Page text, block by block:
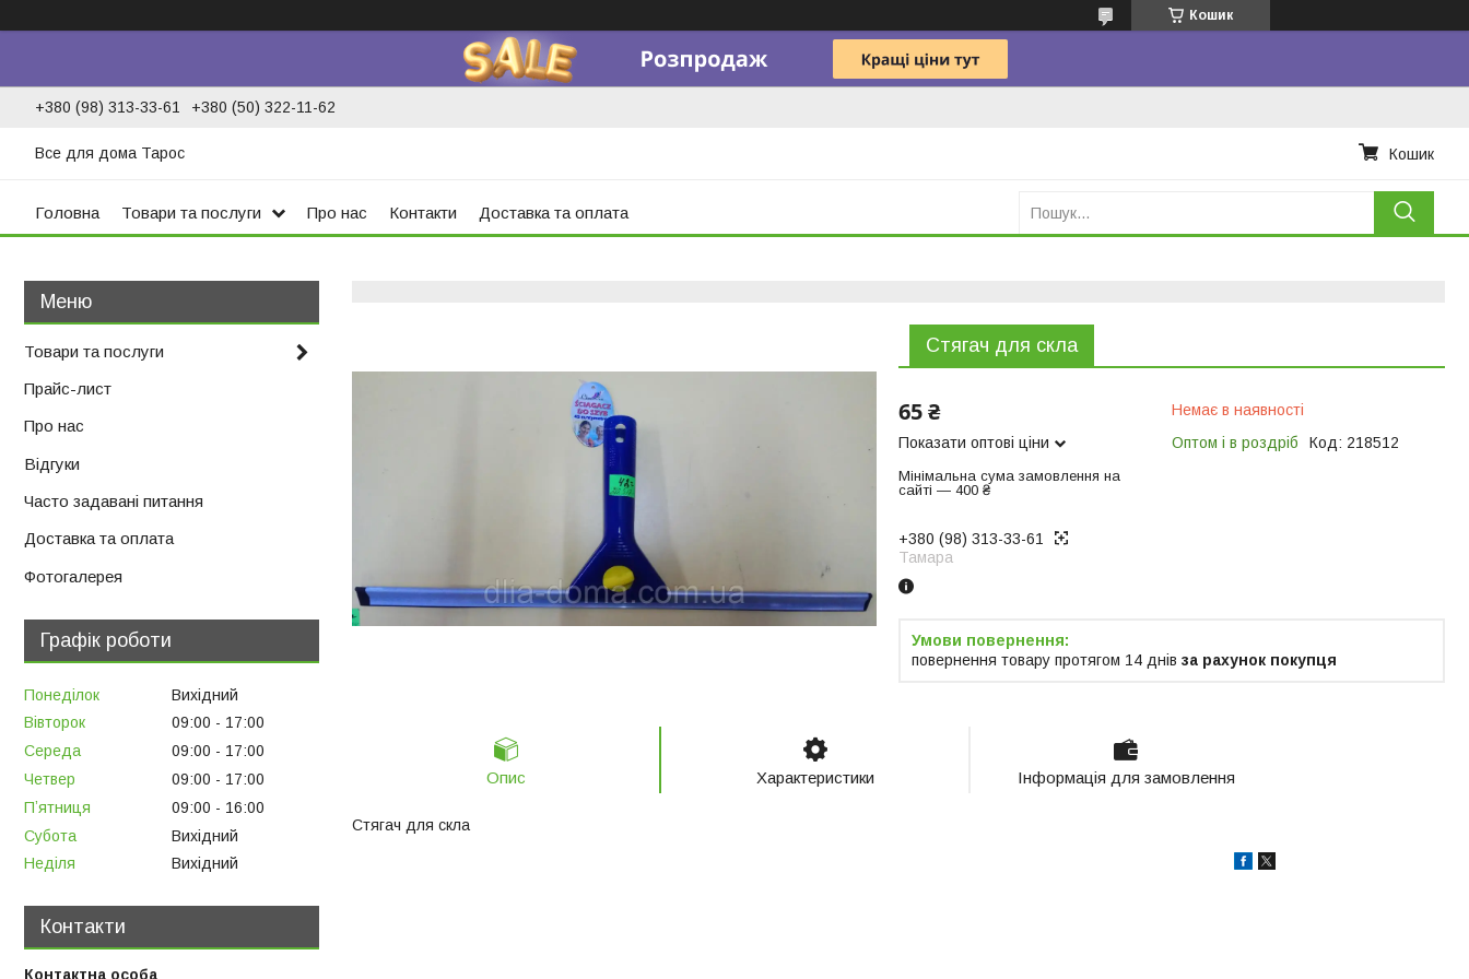
Кошик
+380 (98) 313-33-61 +380 (50) 322-11-62
Все для дома Тарос Кошик
Головна Товари та послуги Про нас Контакти Доставка та оплата
Стягач для скла
65 ₴
Показати оптові ціни
Мінімальна сума замовлення на
сайті — 400 ₴
Немає в наявності
Оптом і в роздріб
Код: 218512
+380 (98) 313-33-61
Тамара
повернення товару протягом 14 днів за рахунок покупця
Опис Характеристики Інформація для замовлення
Стягач для скла
Товари та послуги
Прайс-лист
Про нас
Відгуки
Часто задавані питання
Доставка та оплата
Фотогалерея
Графік роботи
Понеділок
Вихідний
Вівторок
09:00
17:00
Середа
09:00
17:00
Четвер
09:00
17:00
Пʼятниця
09:00
16:00
Субота
Вихідний
Неділя
Вихідний
Контакти